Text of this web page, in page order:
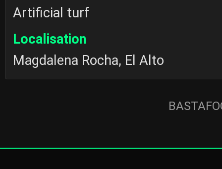
Artificial turf
Localisation
Magdalena Rocha, El Alto